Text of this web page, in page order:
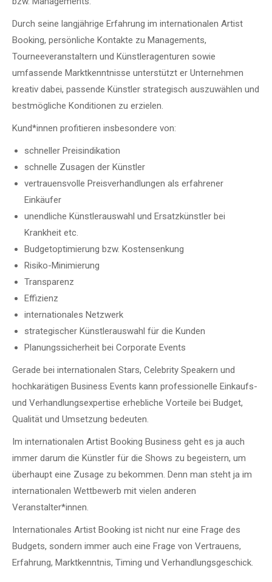
Durch seine langjährige Erfahrung im internationalen Artist
Booking, persönliche Kontakte zu Managements,
Tourneeveranstaltern und Künstleragenturen sowie
umfassende Marktkenntnisse unterstützt er Unternehmen
kreativ dabei, passende Künstler strategisch auszuwählen und
bestmögliche Konditionen zu erzielen.
Kund*innen profitieren insbesondere von:
schneller Preisindikation
schnelle Zusagen der Künstler
vertrauensvolle Preisverhandlungen als erfahrener
Einkäufer
unendliche Künstlerauswahl und Ersatzkünstler bei
Krankheit etc.
Budgetoptimierung bzw. Kostensenkung
Risiko-Minimierung
Transparenz
Effizienz
internationales Netzwerk
strategischer Künstlerauswahl für die Kunden
Planungssicherheit bei Corporate Events
Gerade bei internationalen Stars, Celebrity Speakern und
hochkarätigen Business Events kann professionelle Einkaufs-
und Verhandlungsexpertise erhebliche Vorteile bei Budget,
Qualität und Umsetzung bedeuten.
Im internationalen Artist Booking Business geht es ja auch
immer darum die Künstler für die Shows zu begeistern, um
überhaupt eine Zusage zu bekommen. Denn man steht ja im
internationalen Wettbewerb mit vielen anderen
Veranstalter*innen.
Internationales Artist Booking ist nicht nur eine Frage des
Budgets, sondern immer auch eine Frage von Vertrauens,
Erfahrung, Marktkenntnis, Timing und Verhandlungsgeschick.